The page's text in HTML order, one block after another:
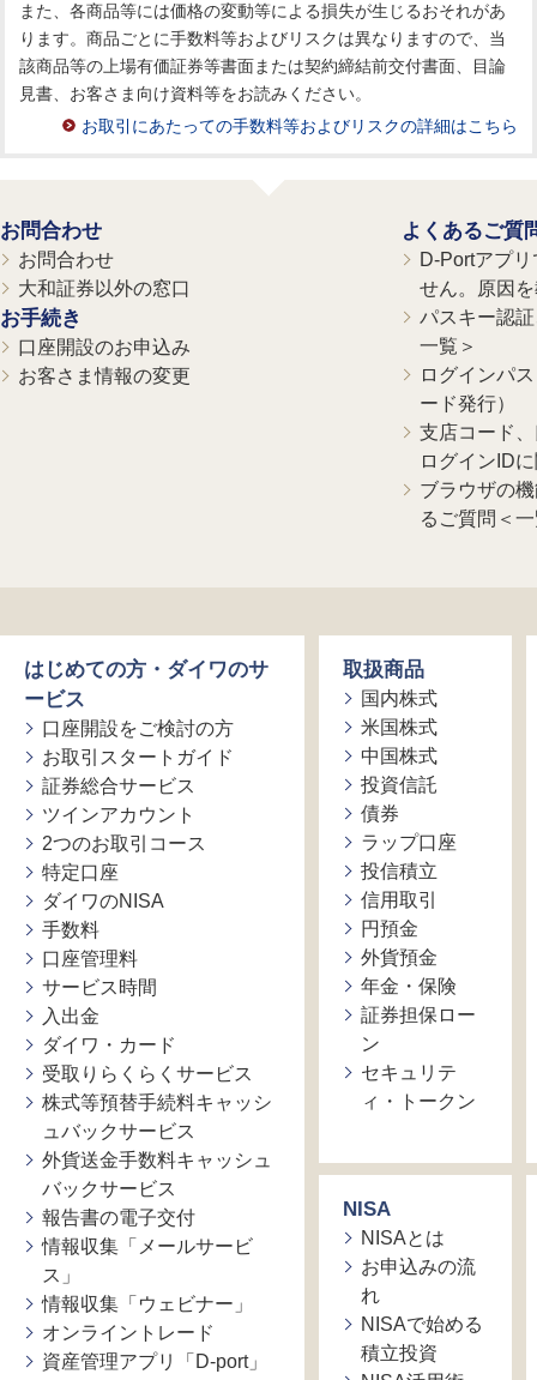
また、各商品等には価格の変動等による損失が生じるおそれがあ
ります。商品ごとに手数料等およびリスクは異なりますので、当
該商品等の上場有価証券等書面または契約締結前交付書面、目論
見書、お客さま向け資料等をお読みください。
お取引にあたっての手数料等およびリスクの詳細はこちら
お問合わせ
お問合わせ
大和証券以外の窓口
お手続き
口座開設のお申込み
お客さま情報の変更
よくあるご質
D-Portアプ
せん。原因
パスキー認
一覧＞
ログインパ
ード発行）
支店コード
ログインID
ブラウザの
るご質問＜
はじめての方・ダイワのサ
ービス
口座開設をご検討の方
お取引スタートガイド
証券総合サービス
ツインアカウント
2つのお取引コース
特定口座
ダイワのNISA
手数料
口座管理料
サービス時間
入出金
ダイワ・カード
受取りらくらくサービス
株式等預替手続料キャッシ
ュバックサービス
外貨送金手数料キャッシュ
バックサービス
報告書の電子交付
情報収集「メールサービ
ス」
情報収集「ウェビナー」
オンライントレード
資産管理アプリ「D-port」
取扱商品
国内株式
米国株式
中国株式
投資信託
債券
ラップ口座
投信積立
信用取引
円預金
外貨預金
年金・保険
証券担保ロー
ン
セキュリテ
ィ・トークン
NISA
NISAとは
お申込みの流
れ
NISAで始める
積立投資